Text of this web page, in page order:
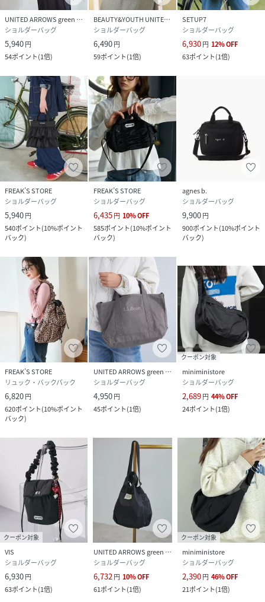
UNITED ARROWS green label relaxing
ショルダーバッグ
5,940円
54ポイント(1倍)
BEAUTY&YOUTH UNITED ARROWS
ショルダーバッグ
6,490円
59ポイント(1倍)
SETUP7
ショルダーバッグ
6,930円 12%OFF
63ポイント(1倍)
FREAK’S STORE
ショルダーバッグ
5,940円
540ポイント(10%ポイント
バック)
FREAK’S STORE
ショルダーバッグ
6,435円 10%OFF
585ポイント(10%ポイント
バック)
agnes b.
ショルダーバッグ
9,900円
900ポイント(10%ポイント
バック)
FREAK’S STORE
リュック・バックパック
6,820円
620ポイント(10%ポイント
バック)
UNITED ARROWS green label relaxing
ショルダーバッグ
4,950円
45ポイント(1倍)
クーポン対象
miniministore
ショルダーバッグ
2,689円 44%OFF
24ポイント(1倍)
クーポン対象
VIS
ショルダーバッグ
6,930円
63ポイント(1倍)
UNITED ARROWS green label relaxing
ショルダーバッグ
6,732円 10%OFF
61ポイント(1倍)
クーポン対象
miniministore
ショルダーバッグ
2,390円 46%OFF
21ポイント(1倍)